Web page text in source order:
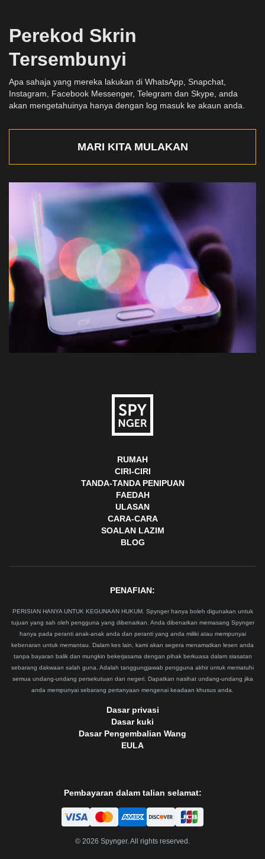
Perekod Skrin
Tersembunyi
Apa sahaja yang mereka lakukan di WhatsApp, Snapchat,
Instagram, Facebook Messenger, Telegram dan Skype, anda
akan mengetahuinya hanya dengan log masuk ke akaun anda.
MARI KITA MULAKAN
RUMAH
CIRI-CIRI
TANDA-TANDA PENIPUAN
FAEDAH
ULASAN
CARA-CARA
SOALAN LAZIM
BLOG
PENAFIAN:
PERISIAN HANYA UNTUK KEGUNAAN HUKUM. Spynger hanya boleh digunakan untuk
tujuan yang sah oleh pengguna yang dibenarkan. Anda dibenarkan memasang Spynger
hanya pada peranti anak-anak anda dan peranti yang anda miliki atau mempunyai
kebenaran untuk memantau. Dalam kes lain, kami akan segera menamatkan lesen anda
tanpa bayaran balik dan mungkin bekerjasama dengan pihak berkuasa dalam siasatan
sebarang dakwaan salah guna. Adalah tanggungjawab pengguna akhir untuk mematuhi
semua undang-undang persekutuan dan negeri. Dapatkan nasihat undang-undang jika
anda mempunyai sebarang pertanyaan mengenai keadaan khusus anda.
Dasar privasi
Dasar kuki
Dasar Pengembalian Wang
EULA
Pembayaran dalam talian selamat:
© 2026 Spynger. All rights reserved.